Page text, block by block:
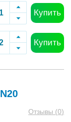
Купить
Купить
Отзывы (0)